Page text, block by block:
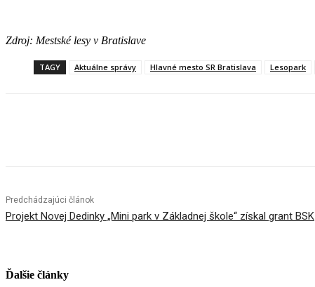
Zdroj: Mestské lesy v Bratislave
TAGY Aktuálne správy Hlavné mesto SR Bratislava Lesopark
Predchádzajúci článok
Projekt Novej Dedinky „Mini park v Základnej škole“ získal grant BSK
Ďalšie články